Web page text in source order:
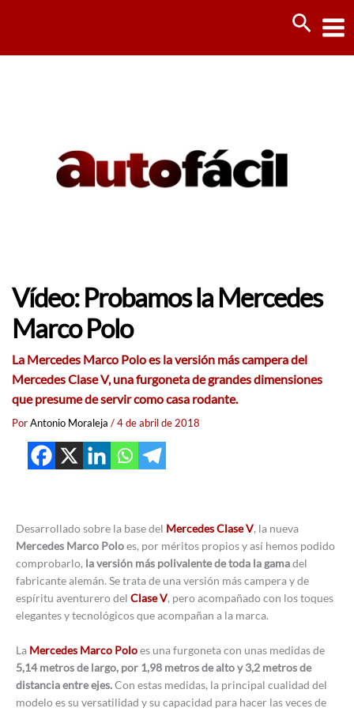
Vídeo: Probamos la Mercedes
Marco Polo
La Mercedes Marco Polo es la versión más campera del
Mercedes Clase V, una furgoneta de grandes dimensiones
que presume de servir como casa rodante.
PorAntonio Moraleja /4 de abril de 2018
Desarrollado sobre la base del Mercedes Clase V, la nueva
Mercedes Marco Poloes, por méritos propios y así hemos podido
comprobarlo, la versión más polivalente de toda la gamadel
fabricante alemán. Se trata de una versión más campera y de
espíritu aventurero del Clase V, pero acompañado con los toques
elegantes y tecnológicos que acompañan a la marca.
La Mercedes Marco Poloes una furgoneta con unas medidas de
5,14 metros de largo, por 1,98 metros de alto y 3,2 metros de
distancia entre ejes.Con estas medidas, la principal cualidad del
modelo es su versatilidad y su capacidad para hacer las veces de